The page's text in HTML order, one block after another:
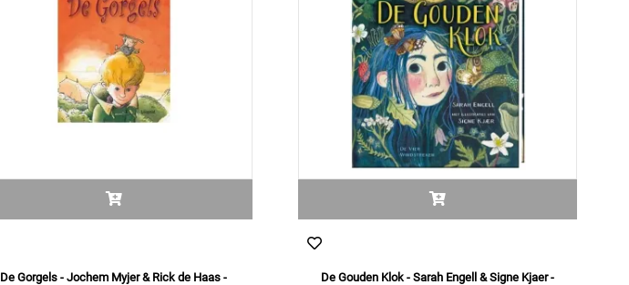
De Gorgels - Jochem Myjer & Rick de Haas -
De Gouden Klok - Sarah Engell & Signe Kjaer -